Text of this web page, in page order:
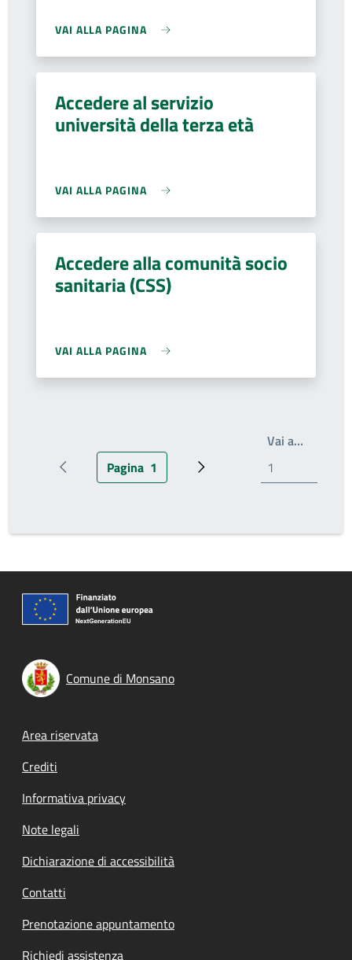
VAI ALLA PAGINA
Accedere al servizio
università della terza età
VAI ALLA PAGINA
Accedere alla comunità socio
sanitaria (CSS)
VAI ALLA PAGINA
Pagina precedentePagina attuale
Pagina 1 Pagina successiva
Vai a…
Comune di Monsano
Footer menu
Area riservata
Crediti
Informativa privacy
Note legali
Dichiarazione di accessibilità
Contatti
Prenotazione appuntamento
Richiedi assistenza